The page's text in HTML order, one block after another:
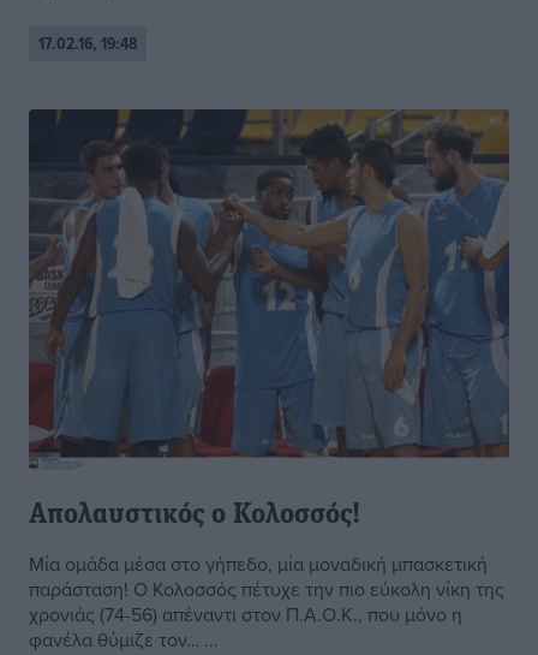
17.02.16, 19:48
Απολαυστικός ο Κολοσσός!
Μία ομάδα μέσα στο γήπεδο, μία μοναδική μπασκετική
παράσταση! Ο Κολοσσός πέτυχε την πιο εύκολη νίκη της
χρονιάς (74-56) απέναντι στον Π.Α.Ο.Κ., που μόνο η
φανέλα θύμιζε τον… ...